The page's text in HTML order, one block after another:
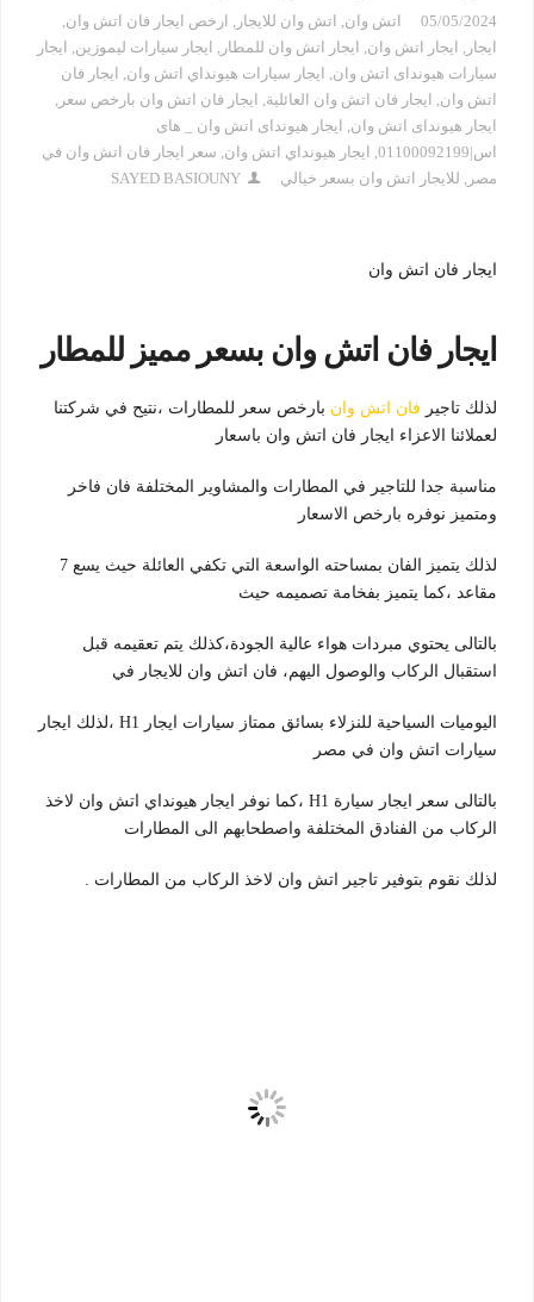
05/05/2024 اتش وان, اتش وان للايجار , ارخص ايجار فان اتش وان,
ايجار , ايجار اتش وان, ايجار اتش وان للمطار , ايجار سيارات ليموزين, ايجار
سيارات هيونداى اتش وان, ايجار سيارات هيونداي اتش وان, ايجار فان
اتش وان, ايجار فان اتش وان العائلية, ايجار فان اتش وان بارخص سعر ,
ايجار هيونداى اتش وان, ايجار هيونداى اتش وان _ هاى
اس|01100092199
, ايجار هيونداي اتش وان, سعر ايجار فان اتش وان في
مصر , للايجار اتش وان بسعر خيالي SAYED BASIOUNY
ايجار فان اتش وان
ايجار فان اتش وان بسعر مميز للمطار
لذلك تاجير فان اتش وان بارخص سعر للمطارات ،نتيح في شركتنا
لعملائنا الاعزاء ايجار فان اتش وان باسعار
مناسبة جدا للتاجير في المطارات والمشاوير المختلفة فان فاخر
ومتميز نوفره بارخص الاسعار
لذلك يتميز الفان بمساحته الواسعة التي تكفي العائلة حيث يسع 7
مقاعد ،كما يتميز بفخامة تصميمه حيث
بالتالى يحتوي مبردات هواء عالية الجودة،كذلك يتم تعقيمه قبل
استقبال الركاب والوصول اليهم، فان اتش وان للايجار في
اليوميات السياحية للنزلاء بسائق ممتاز سيارات ايجار H1 ،لذلك ايجار
سيارات اتش وان في مصر
بالتالى سعر ايجار سيارة H1 ،كما نوفر ايجار هيونداي اتش وان لاخذ
الركاب من الفنادق المختلفة واصطحابهم الى المطارات
لذلك نقوم بتوفير تاجير اتش وان لاخذ الركاب من المطارات .